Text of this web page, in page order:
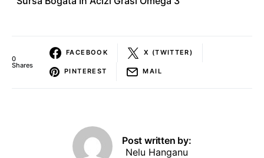
0
Shares
FACEBOOK X (TWITTER)
PINTEREST MAIL
Post written by:
Nelu Hanganu